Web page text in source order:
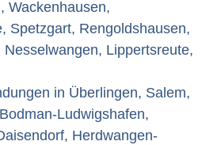
Wackenhausen,
Spetzgart, Rengoldshausen,
Nesselwangen, Lippertsreute,
in Überlingen, Salem,
Ludwigshafen,
Herdwangen-